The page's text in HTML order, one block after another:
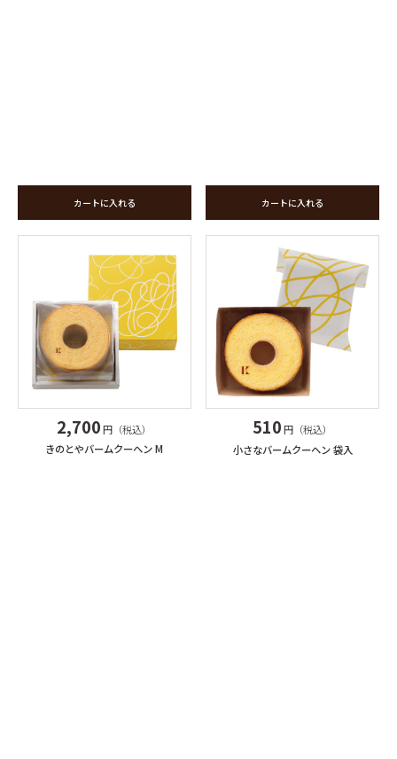
カートに入れる カートに入れる
2,700円（税込）
きのとやバームクーヘン M
510円（税込）
小さなバームクーヘン 袋入